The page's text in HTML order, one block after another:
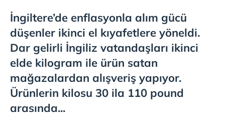
İngiltere’de enflasyonla alım gücü
düşenler ikinci el kıyafetlere yöneldi.
Dar gelirli İngiliz vatandaşları ikinci
elde kilogram ile ürün satan
mağazalardan alışveriş yapıyor.
Ürünlerin kilosu 30 ila 110 pound
arasında...